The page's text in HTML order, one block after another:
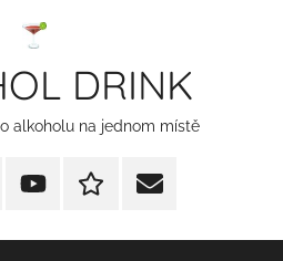
DRINK
alkoholu na jednom místě
YT
Redakční
E-